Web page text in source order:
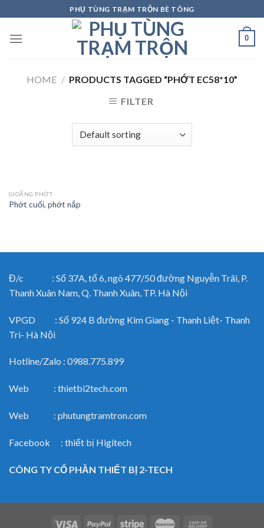
to
content
PHỤ TÙNG TRẠM TRỘN BÊ TÔNG
0
HOME / PRODUCTS TAGGED “PHỚT EC58*10”
FILTER
GIOĂNG PHỚT
Phớt cuối, phớt nắp
Đ/c : Số 37A, tổ 6, ngõ 477/50 đường Nguyễn Trãi, P.
Thanh Xuân Nam, Q. Thanh Xuân, TP. Hà Nội
VPGD : Số 924 B đường Kim Giang - Thanh Liệt- Thanh
Trì- Hà Nội
Hotline/Zalo : 0988.775.899
Web : thietbi2tech.com
Web : phutungtramtron.com
Facebook : thiết bị Higitech
CÔNG TY CỔ PHẦN THIẾT BỊ 2-TECH